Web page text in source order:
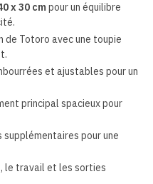
x 30 cmpour un équilibre
Totoro avec une toupie
et ajustables pour un
principal spacieux pour
supplémentaires pour une
le travail et les sorties